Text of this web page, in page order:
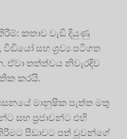
කිරීම්: කතාව වැඩි දියුණු
වීඩියෝ සහ ශ්‍රව්‍ය පටිගත
ඒවා තත්ත්වය නිවැරදිව
කරයි.
මානුෂික පැත්ත මතු
සහ ප්‍රජාවන්ට එහි
පීඩාවට පත් වූවන්ගේ